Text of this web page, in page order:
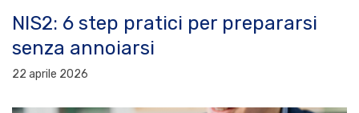
NIS2: 6 step pratici per prepararsi
senza annoiarsi
22 aprile 2026